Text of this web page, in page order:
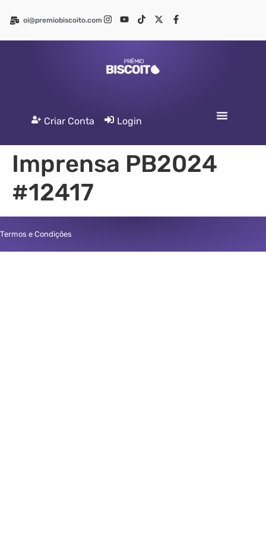
oi@premiobiscoito.com
Criar Conta Login
Imprensa PB2024
#12417
Termos e Condições